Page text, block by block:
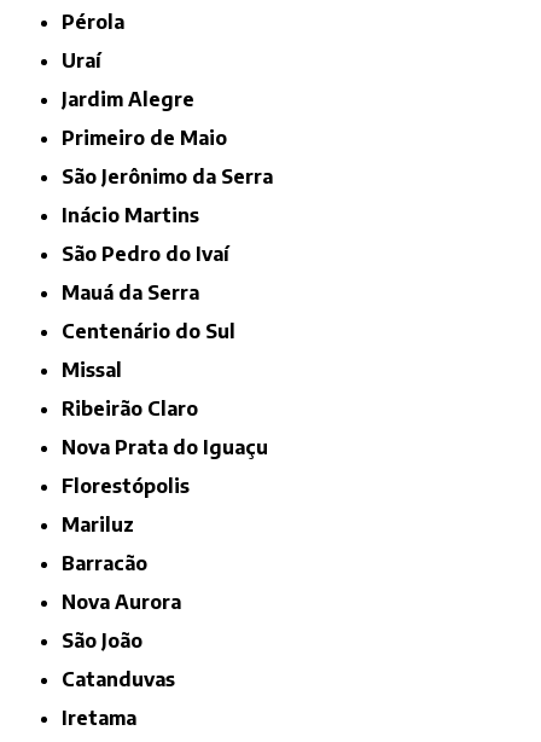
Pérola
Uraí
Jardim Alegre
Primeiro de Maio
São Jerônimo da Serra
Inácio Martins
São Pedro do Ivaí
Mauá da Serra
Centenário do Sul
Missal
Ribeirão Claro
Nova Prata do Iguaçu
Florestópolis
Mariluz
Barracão
Nova Aurora
São João
Catanduvas
Iretama